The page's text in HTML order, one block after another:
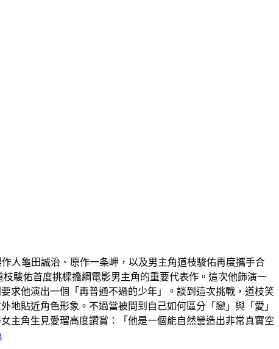
人龜田誠治、原作一条岬，以及男主角道枝駿佑再度攜手合
駿佑首度挑樑擔綱電影男主角的重要代表作。這次他飾演一
求他演出一個「再普通不過的少年」。談到這次挑戰，道枝笑
貼近角色形象。不過當被問到自己如何區分「戀」與「愛」
主角生見愛瑠高度讚賞：「他是一個能自然營造出非常真實空